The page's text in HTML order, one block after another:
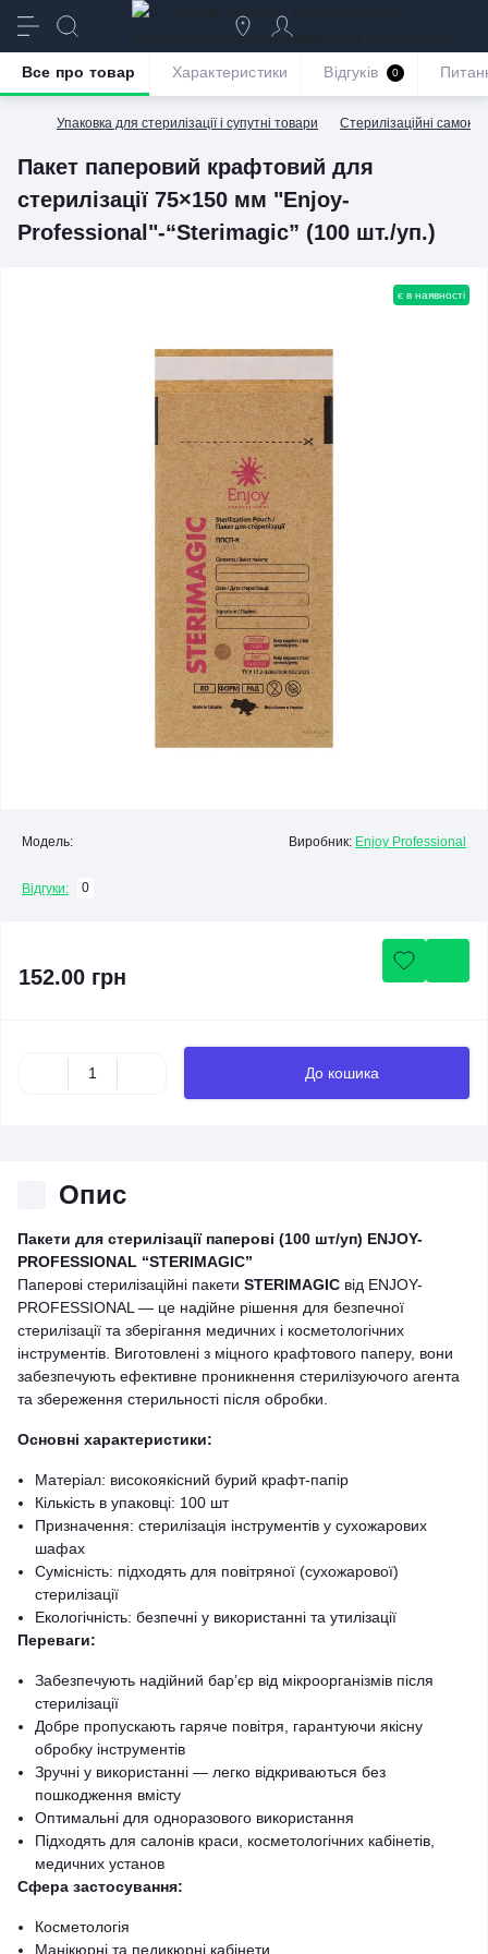
якість та бездоганне
обслуговування
Упаковка для стерилізації і супутні товари Стерилізаційні
Пакет паперовий крафтовий для
стерилізації 75×150 мм "Enjoy-
Professional"-“Sterimagic” (100 шт./уп.)
Все про товар Характеристики Відгуків 0
є в наявності
Модель: Виробник: Enjoy Professional
Відгуки: 0
152.00 грн
До кошика
Опис
Пакети для стерилізації паперові (100 шт/уп) ENJOY-
PROFESSIONAL “STERIMAGIC”
Паперові стерилізаційні пакети STERIMAGIC від ENJOY-
PROFESSIONAL — це надійне рішення для безпечної
стерилізації та зберігання медичних і косметологічних
інструментів. Виготовлені з міцного крафтового паперу, вони
забезпечують ефективне проникнення стерилізуючого агента
та збереження стерильності після обробки.
Основні характеристики:
Матеріал: високоякісний бурий крафт-папір
Кількість в упаковці: 100 шт
Призначення: стерилізація інструментів у сухожарових
шафах
Сумісність: підходять для повітряної (сухожарової)
стерилізації
Екологічність: безпечні у використанні та утилізації
Переваги:
Забезпечують надійний бар’єр від мікроорганізмів після
стерилізації
Добре пропускають гаряче повітря, гарантуючи якісну
обробку інструментів
Зручні у використанні — легко відкриваються без
пошкодження вмісту
Оптимальні для одноразового використання
Підходять для салонів краси, косметологічних кабінетів,
медичних установ
Сфера застосування:
Косметологія
Манікюрні та педикюрні кабінети